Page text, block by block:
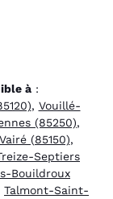
à:
, Vouillé-
(85250),
Vairé (85150),
Septiers
Bouildroux
Talmont-Saint-